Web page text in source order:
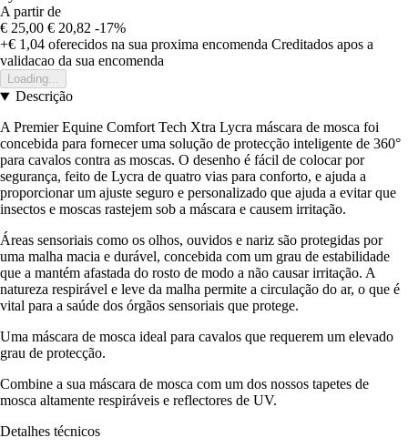
A partir de
€ 25,00 € 20,82 -17%
+€ 1,04 oferecidos na sua proxima encomenda Creditados apos a
validacao da sua encomenda
Loading...
Descrição
A Premier Equine Comfort Tech Xtra Lycra máscara de mosca foi
concebida para fornecer uma solução de protecção inteligente de 360°
para cavalos contra as moscas. O desenho é fácil de colocar por
segurança, feito de Lycra de quatro vias para conforto, e ajuda a
proporcionar um ajuste seguro e personalizado que ajuda a evitar que
insectos e moscas rastejem sob a máscara e causem irritação.
Áreas sensoriais como os olhos, ouvidos e nariz são protegidas por
uma malha macia e durável, concebida com um grau de estabilidade
que a mantém afastada do rosto de modo a não causar irritação. A
natureza respirável e leve da malha permite a circulação do ar, o que é
vital para a saúde dos órgãos sensoriais que protege.
Uma máscara de mosca ideal para cavalos que requerem um elevado
grau de protecção.
Combine a sua máscara de mosca com um dos nossos tapetes de
mosca altamente respiráveis e reflectores de UV.
Detalhes técnicos